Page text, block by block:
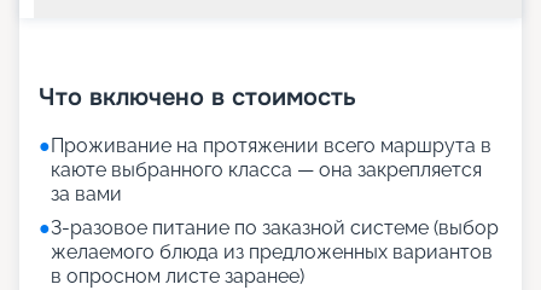
Что включено в стоимость
●Проживание на протяжении всего маршрута в
каюте выбранного класса — она закрепляется
за вами
●3-разовое питание по заказной системе (выбор
желаемого блюда из предложенных вариантов
в опросном листе заранее)